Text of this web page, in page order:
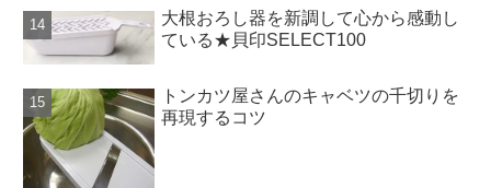
大根おろし器を新調して心から感動し
ている★貝印SELECT100
トンカツ屋さんのキャベツの千切りを
再現するコツ